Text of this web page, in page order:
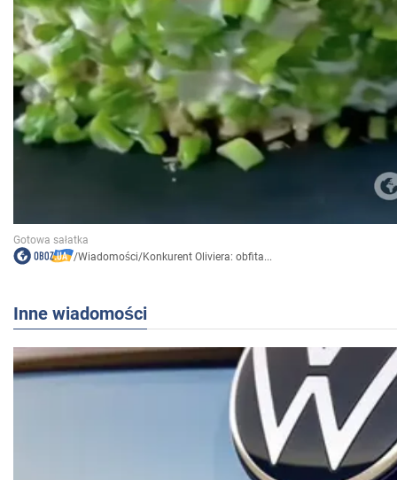
/Wiadomości/Konkurent Oliviera: obfita...
Inne wiadomości